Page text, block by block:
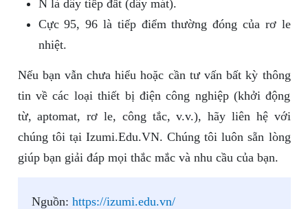
N là dây tiếp đất (dây mát).
Cực 95, 96 là tiếp điểm thường đóng của rơ le
nhiệt.
Nếu bạn vẫn chưa hiểu hoặc cần tư vấn bất kỳ thông
tin về các loại thiết bị điện công nghiệp (khởi động
từ, aptomat, rơ le, công tắc, v.v.), hãy liên hệ với
chúng tôi tại Izumi.Edu.VN. Chúng tôi luôn sẵn lòng
giúp bạn giải đáp mọi thắc mắc và nhu cầu của bạn.
Nguồn: https://izumi.edu.vn/